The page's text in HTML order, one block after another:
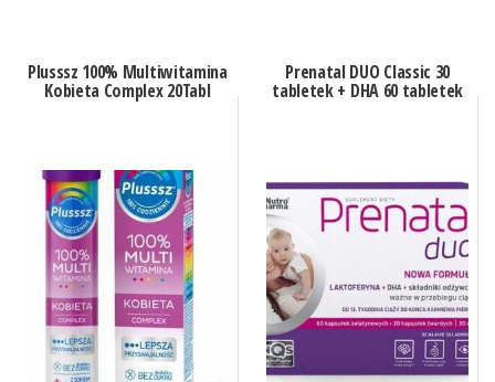
Plusssz 100% Multiwitamina
Kobieta Complex 20Tabl
Prenatal DUO Classic 30
tabletek + DHA 60 tabletek